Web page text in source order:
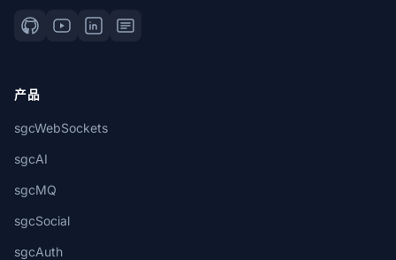
产品
sgcWebSockets
sgcAI
sgcMQ
sgcSocial
sgcAuth